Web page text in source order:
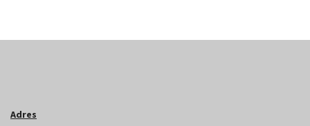
Adres